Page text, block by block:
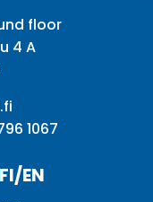
floor
4 A
1067
EN